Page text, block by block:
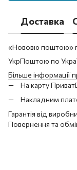
Доставка
«Нововю поштою»
УкрПоштою по
Більше інформації
На карту
Накладним
Гарантія від
Повернення та